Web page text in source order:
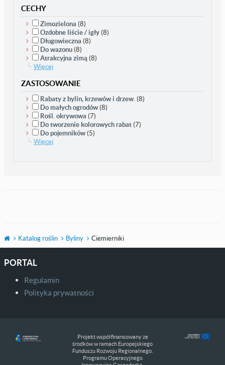
CECHY
Zimozielona (8)
Ozdobne liście / igły (8)
Długowieczna (8)
Do wazonu (8)
Atrakcyjna zimą (8)
Więcej
ZASTOSOWANIE
Rabaty z bylin, krzewów i drzew. (8)
Do małych ogrodów (8)
Rośl. okrywowa (7)
Do tworzenie kolorowych rabat (7)
Do pojemników (5)
Więcej
Katalog roślin Byliny Ciemierniki
PORTAL
Regulamin
Polityka prywatności
Projekt współfinansowany ze
środków w ramach Europejskiego
Funduszu Rozwoju Regionalnego.
Programu Operacyjnego